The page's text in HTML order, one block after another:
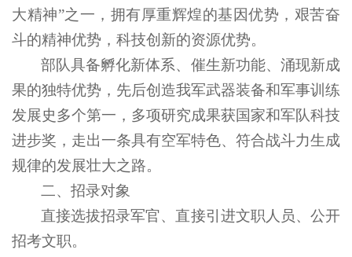
大精神”之一，拥有厚重辉煌的基因优势，艰苦奋
斗的精神优势，科技创新的资源优势。
部队具备孵化新体系、催生新功能、涌现新成
果的独特优势，先后创造我军武器装备和军事训练
发展史多个第一，多项研究成果获国家和军队科技
进步奖，走出一条具有空军特色、符合战斗力生成
规律的发展壮大之路。
二、招录对象
直接选拔招录军官、直接引进文职人员、公开
招考文职。